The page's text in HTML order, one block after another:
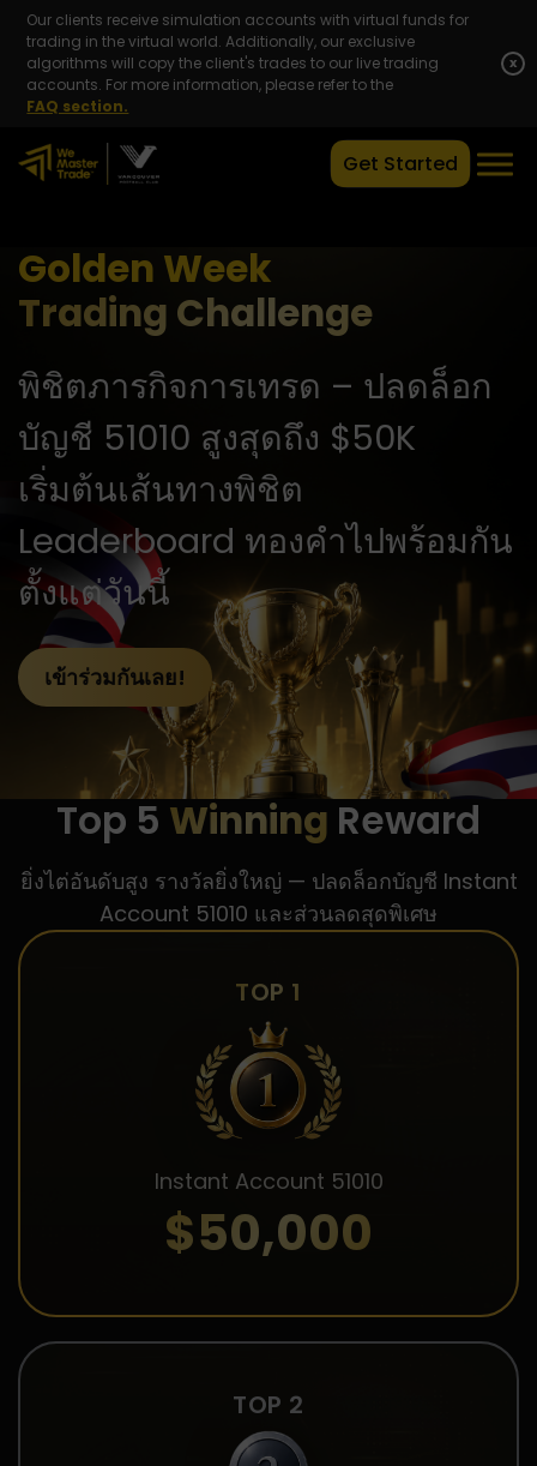
Our clients receive simulation accounts with virtual funds for
trading in the virtual world. Additionally, our exclusive
algorithms will copy the client's trades to our live trading
accounts. For more information, please refer to the
FAQ section.
x
Get Started
Golden Week
Trading Challenge
พิชิตภารกิจการเทรด – ปลดล็อก
บัญชี 51010 สูงสุดถึง $50K
เริ่มต้นเส้นทางพิชิต
Leaderboard ทองคำไปพร้อมกัน
ตั้งแต่วันนี้
เข้าร่วมกันเลย!
Top 5 Winning Reward
ยิ่งไต่อันดับสูง รางวัลยิ่งใหญ่ — ปลดล็อกบัญชี Instant
Account 51010 และส่วนลดสุดพิเศษ
TOP 2
TOP 1
Instant Account 51010
$50,000